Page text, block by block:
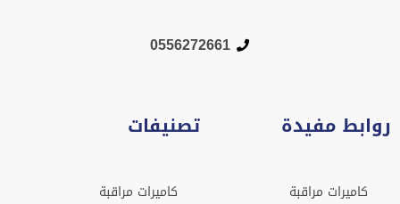
0556272661
روابط مفيدة
كاميرات مراقبة
تصنيفات
كاميرات مراقبة